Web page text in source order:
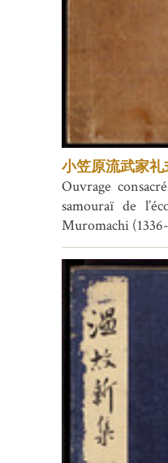
小笠原流武家礼
Ouvrage
samouraï de
Muromachi